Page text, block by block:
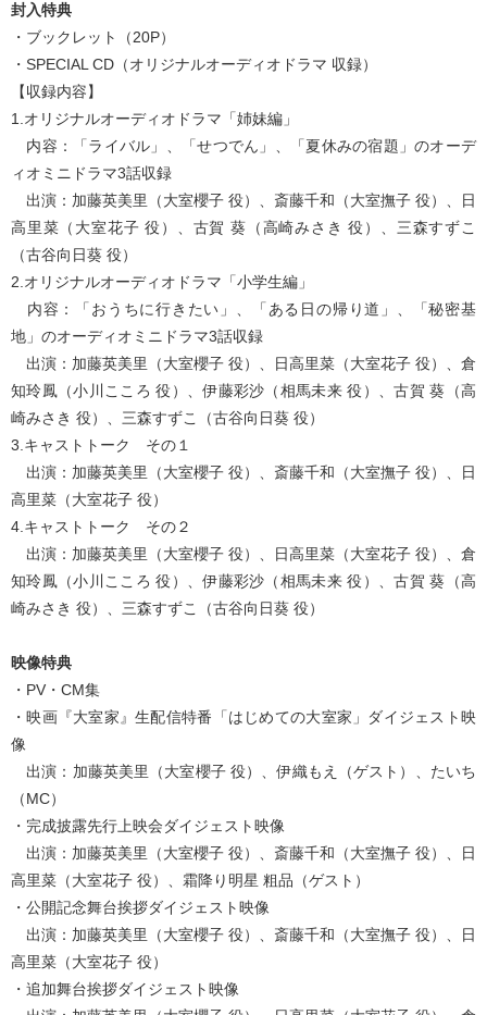
封入特典
・ブックレット（20P）
・SPECIAL CD（オリジナルオーディオドラマ 収録）
【収録内容】
1.オリジナルオーディオドラマ「姉妹編」
内容：「ライバル」、「せつでん」、「夏休みの宿題」のオーデ
ィオミニドラマ3話収録
出演：加藤英美里（大室櫻子 役）、斎藤千和（大室撫子 役）、日
高里菜（大室花子 役）、古賀 葵（高崎みさき 役）、三森すずこ
（古谷向日葵 役）
2.オリジナルオーディオドラマ「小学生編」
内容：「おうちに行きたい」、「ある日の帰り道」、「秘密基
地」のオーディオミニドラマ3話収録
出演：加藤英美里（大室櫻子 役）、日高里菜（大室花子 役）、倉
知玲鳳（小川こころ 役）、伊藤彩沙（相馬未来 役）、古賀 葵（高
崎みさき 役）、三森すずこ（古谷向日葵 役）
3.キャストトーク その１
出演：加藤英美里（大室櫻子 役）、斎藤千和（大室撫子 役）、日
高里菜（大室花子 役）
4.キャストトーク その２
出演：加藤英美里（大室櫻子 役）、日高里菜（大室花子 役）、倉
知玲鳳（小川こころ 役）、伊藤彩沙（相馬未来 役）、古賀 葵（高
崎みさき 役）、三森すずこ（古谷向日葵 役）
映像特典
・PV・CM集
・映画『大室家』生配信特番「はじめての大室家」ダイジェスト映
像
出演：加藤英美里（大室櫻子 役）、伊織もえ（ゲスト）、たいち
（MC）
・完成披露先行上映会ダイジェスト映像
出演：加藤英美里（大室櫻子 役）、斎藤千和（大室撫子 役）、日
高里菜（大室花子 役）、霜降り明星 粗品（ゲスト）
・公開記念舞台挨拶ダイジェスト映像
出演：加藤英美里（大室櫻子 役）、斎藤千和（大室撫子 役）、日
高里菜（大室花子 役）
・追加舞台挨拶ダイジェスト映像